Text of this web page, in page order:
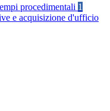
procedimentali 1
e acquisizione d'ufficio